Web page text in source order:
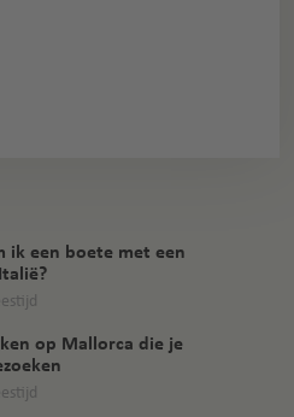
ik een boete met een
op Mallorca die je